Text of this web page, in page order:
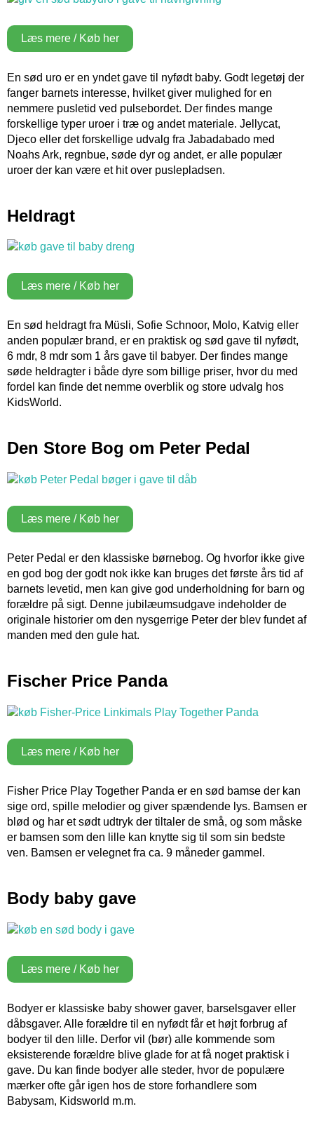
Læs mere / Køb her
En sød uro er en yndet gave til nyfødt baby. Godt legetøj der
fanger barnets interesse, hvilket giver mulighed for en
nemmere pusletid ved pulsebordet. Der findes mange
forskellige typer uroer i træ og andet materiale. Jellycat,
Djeco eller det forskellige udvalg fra Jabadabado med
Noahs Ark, regnbue, søde dyr og andet, er alle populær
uroer der kan være et hit over puslepladsen.
Heldragt
Læs mere / Køb her
En sød heldragt fra Müsli, Sofie Schnoor, Molo, Katvig eller
anden populær brand, er en praktisk og sød gave til nyfødt,
6 mdr, 8 mdr som 1 års gave til babyer. Der findes mange
søde heldragter i både dyre som billige priser, hvor du med
fordel kan finde det nemme overblik og store udvalg hos
KidsWorld.
Den Store Bog om Peter Pedal
Læs mere / Køb her
Peter Pedal er den klassiske børnebog. Og hvorfor ikke give
en god bog der godt nok ikke kan bruges det første års tid af
barnets levetid, men kan give god underholdning for barn og
forældre på sigt. Denne jubilæumsudgave indeholder de
originale historier om den nysgerrige Peter der blev fundet af
manden med den gule hat.
Fischer Price Panda
Læs mere / Køb her
Fisher Price Play Together Panda er en sød bamse der kan
sige ord, spille melodier og giver spændende lys. Bamsen er
blød og har et sødt udtryk der tiltaler de små, og som måske
er bamsen som den lille kan knytte sig til som sin bedste
ven. Bamsen er velegnet fra ca. 9 måneder gammel.
Body baby gave
Læs mere / Køb her
Bodyer er klassiske baby shower gaver, barselsgaver eller
dåbsgaver. Alle forældre til en nyfødt får et højt forbrug af
bodyer til den lille. Derfor vil (bør) alle kommende som
eksisterende forældre blive glade for at få noget praktisk i
gave. Du kan finde bodyer alle steder, hvor de populære
mærker ofte går igen hos de store forhandlere som
Babysam, Kidsworld m.m.